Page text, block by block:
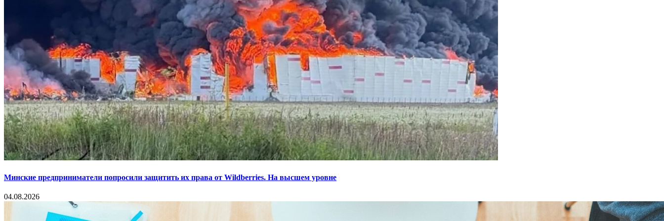
Минские предприниматели попросили защитить их права от Wildberries. На высшем уровне
04.08.2026